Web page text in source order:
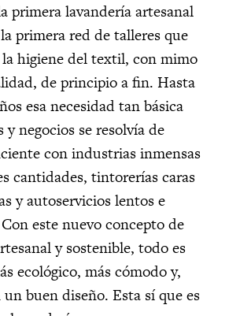
primera lavandería artesanal
primera red de talleres que
la higiene del textil, con mimo
de principio a fin. Hasta
esa necesidad tan básica
y negocios se resolvía de
con industrias inmensas
cantidades, tintorerías caras
y autoservicios lentos e
este nuevo concepto de
y sostenible, todo es
ecológico, más cómodo y,
buen diseño. Esta sí que es